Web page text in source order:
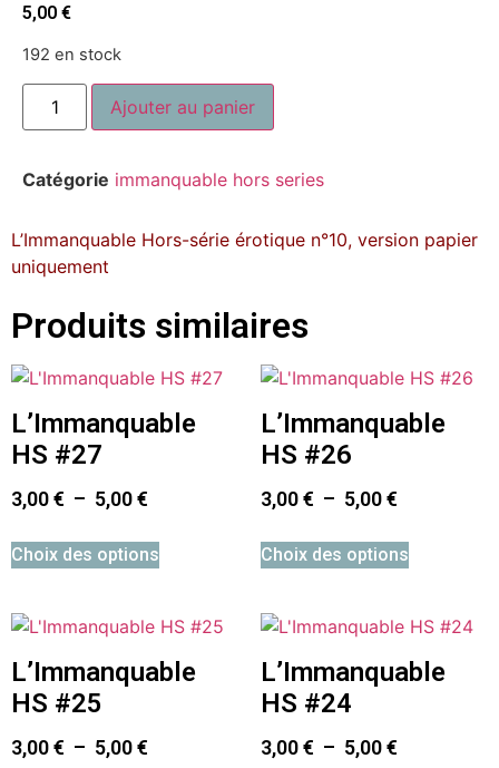
5,00 €
192 en stock
Ajouter au panier
Catégorie immanquable hors series
L’Immanquable Hors-série érotique n°10, version papier
uniquement
Produits similaires
L’Immanquable
HS #27
3,00€ – 5,00€
Choix des options
L’Immanquable
HS #26
3,00€ – 5,00€
Choix des options
L’Immanquable
HS #25
3,00€ – 5,00€
L’Immanquable
HS #24
3,00€ – 5,00€